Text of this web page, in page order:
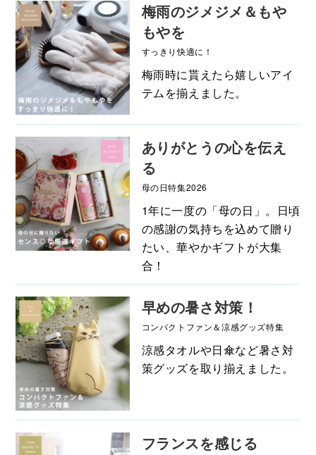
梅雨のジメジメ＆もや
もやを
すっきり快適に！
梅雨時に貰えたら嬉しいアイ
テムを揃えました。
ありがとうの心を伝え
る
母の日特集2026
1年に一度の「母の日」。日頃
の感謝の気持ちを込めて贈り
たい、華やかギフトが大集
合！
早めの暑さ対策！
コンパクトファン＆涼感グッズ特集
涼感タオルや日傘など暑さ対
策グッズを取り揃えました。
フランスを感じる